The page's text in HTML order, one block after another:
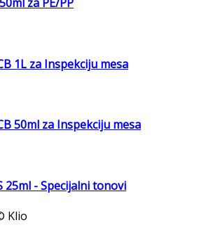
1L za Inspekciju mesa
50ml za Inspekciju mesa
25ml - Specijalni tonovi
Klio